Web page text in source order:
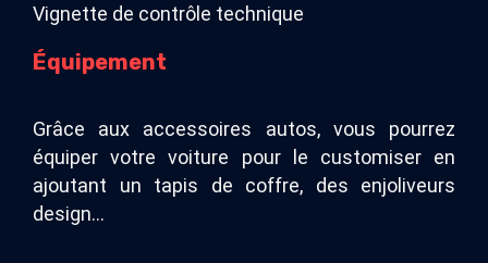
Vignette de contrôle technique
Équipement
Grâce aux accessoires autos, vous pourrez
équiper votre voiture pour le customiser en
ajoutant un tapis de coffre, des enjoliveurs
design…